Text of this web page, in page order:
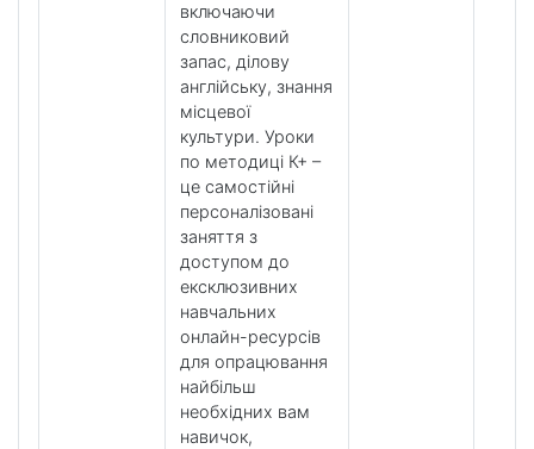
включаючи
словниковий
запас, ділову
англійську, знання
місцевої
культури. Уроки
по методиці К+ –
це самостійні
персоналізовані
заняття з
доступом до
ексклюзивних
навчальних
онлайн-ресурсів
для опрацювання
найбільш
необхідних вам
навичок,